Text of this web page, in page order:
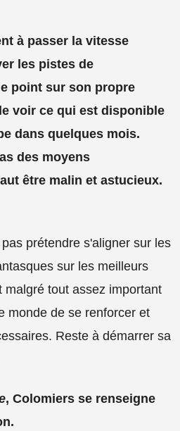
à passer la vitesse
les pistes de
point sur son propre
voir ce qui est disponible
dans quelques mois.
des moyens
être malin et astucieux.
prétendre s'aligner sur les
sur les meilleurs
malgré tout assez important
monde de se renforcer et
Reste à démarrer sa
, Colomiers se renseigne